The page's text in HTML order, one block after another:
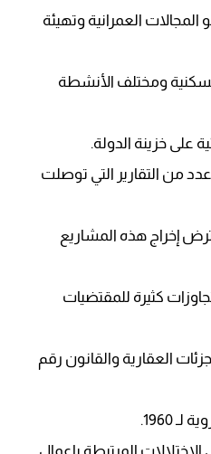
المجالات العمرانية وتهيئة
ومختلف الأنشطة
على خزينة الدولة.
من التقارير التي توصلت
إخراج هذه المشاريع
كثيرة للمقتضيات
الخاص بالتجزئات العقارية والقانون رقم
1960.